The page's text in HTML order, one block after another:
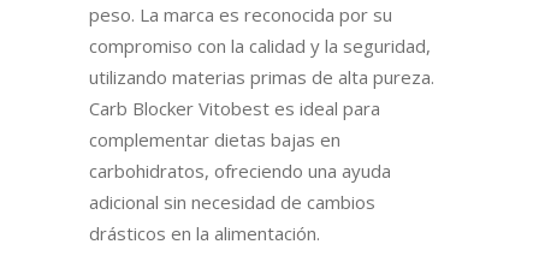
peso. La marca es reconocida por su
compromiso con la calidad y la seguridad,
utilizando materias primas de alta pureza.
Carb Blocker Vitobest es ideal para
complementar dietas bajas en
carbohidratos, ofreciendo una ayuda
adicional sin necesidad de cambios
drásticos en la alimentación.